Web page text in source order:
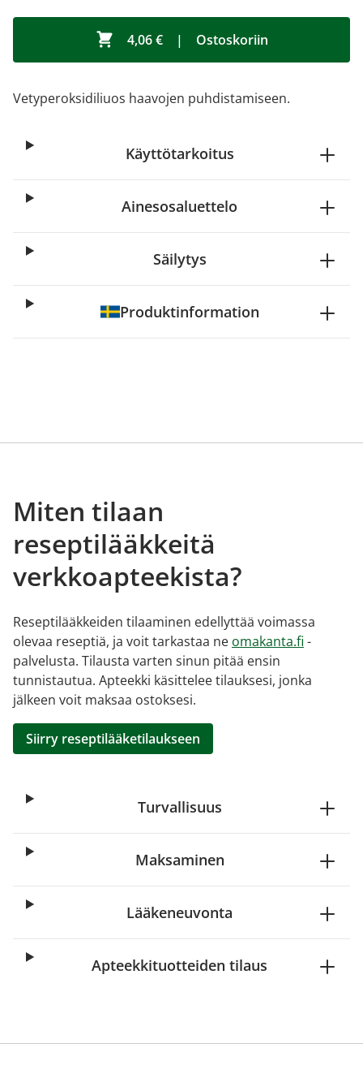
4,06 € | Ostoskoriin
Vetyperoksidiliuos haavojen puhdistamiseen.
Käyttötarkoitus
Ainesosaluettelo
Säilytys
Produktinformation
Miten tilaan
reseptilääkkeitä
verkkoapteekista?
Reseptilääkkeiden tilaaminen edellyttää voimassa
olevaa reseptiä, ja voit tarkastaa ne omakanta.fi -
palvelusta. Tilausta varten sinun pitää ensin
tunnistautua. Apteekki käsittelee tilauksesi, jonka
jälkeen voit maksaa ostoksesi.
Siirry reseptilääketilaukseen
Turvallisuus
Maksaminen
Lääkeneuvonta
Apteekkituotteiden tilaus